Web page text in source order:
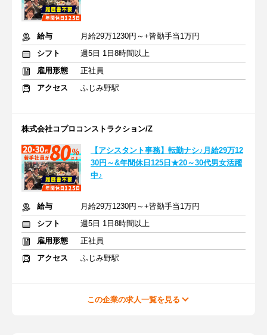
給与
月給29万1230円～+皆勤手当1万円
シフト
週5日 1日8時間以上
雇用形態
正社員
アクセス
ふじみ野駅
株式会社コプロコンストラクション/Z
【アシスタント事務】転勤ナシ♪月給29万12
30円～&年間休日125日★20～30代男女活躍
中♪
給与
月給29万1230円～+皆勤手当1万円
シフト
週5日 1日8時間以上
雇用形態
正社員
アクセス
ふじみ野駅
この企業の求人一覧を見る